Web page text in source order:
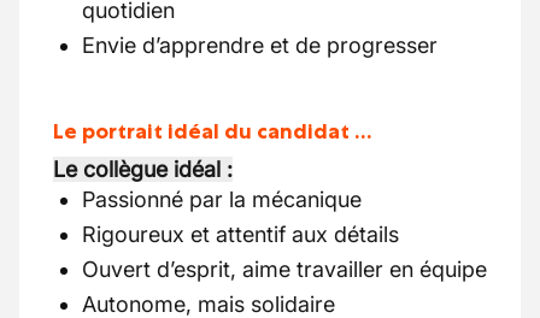
quotidien
Envie d’apprendre et de progresser
Le portrait idéal du candidat …
Le collègue idéal :
Passionné par la mécanique
Rigoureux et attentif aux détails
Ouvert d’esprit, aime travailler en équipe
Autonome, mais solidaire